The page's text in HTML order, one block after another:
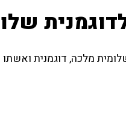
מלכה, דוגמנית